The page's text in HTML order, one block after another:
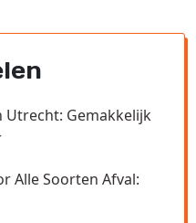
Gemakkelijk
Alle Soorten Afval: